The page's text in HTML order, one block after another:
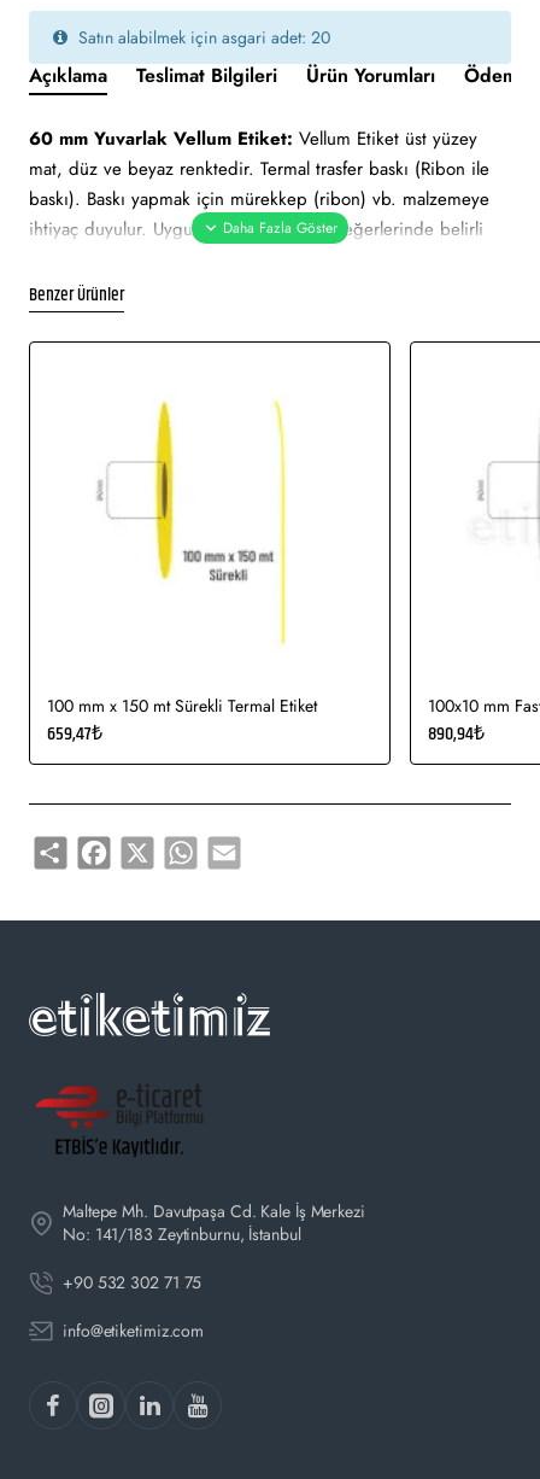
Satın alabilmek için asgari adet: 20
Açıklama Teslimat Bilgileri Ürün Yorumları Ödeme
60 mm Yuvarlak Vellum Etiket: Vellum Etiket üst yüzey
mat, düz ve beyaz renktedir. Termal trasfer baskı (Ribon ile
baskı). Baskı yapmak için mürekkep (ribon) vb. malzemeye
ihtiyaç duyulur. Uygun nem ve sıcaklık değerlerinde belirli
vardır. Güneş ışını gibi hafif derecedeki ısılarda zarar
görmez.
60 mm Yuvarlak Vellum Etiket tüm barkod yazıcılar için
Yapışkan Türleri: Akrilik (Standart yapışkanlı tutkal), Holtmelt
(Kuvvetli yapışkan tutkal), Nonpern (İz Bırakmayan yapışkanlı
tutkal), Deep frezee (Soğuğa dayanıklı yapışkanlı tutkal)
Kullanılan Etiketler:Barkod etiketi, lot etiketi, raf etiketi,
Gıda etiketi vb. amaçlar için sayısız sektör tarafından kullanımı
Benzer Ürünler
100 mm x 150 mt Sürekli Termal Etiket
659,47₺
100x10 mm
890,94₺
Share Facebook
X WhatsApp
Email
Maltepe Mh. Davutpaşa Cd. Kale İş Merkezi
No: 141/183 Zeytinburnu, İstanbul
+90 532 302 71 75
info@etiketimiz.com